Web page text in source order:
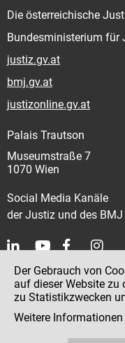
Die österreichische
Bundesministerium für
justiz.gv.at
bmj.gv.at
justizonline.gv.at
Palais Trautson
Museumstraße 7
1070 Wien
Social Media Kanäle
der Justiz und des BMJ
Kontakt
Impressum
Datenschutz
Der Gebrauch von
auf dieser Website zu
zu Statistikzwecken
Weitere